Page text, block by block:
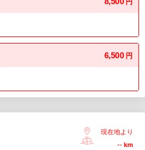
円
6,500 円
現在地より
-- km